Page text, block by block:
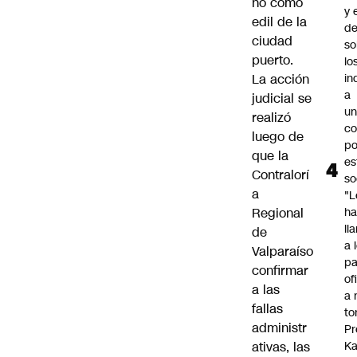
edil de la
ciudad
puerto.
La acción
judicial se
realizó
luego de
que la
Contralorí
a
Regional
de
Valparaíso
confirmar
a las
fallas
administr
ativas, las
y
a
a
a